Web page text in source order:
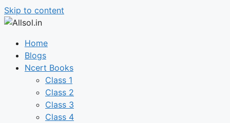
Skip to content
Home
Blogs
Ncert Books
Class 1
Class 2
Class 3
Class 4